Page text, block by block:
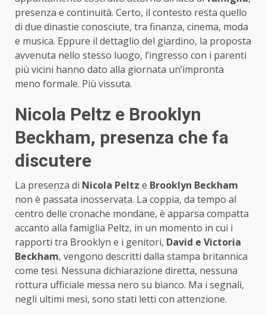
presenza e continuità. Certo, il contesto resta quello
di due dinastie conosciute, tra finanza, cinema, moda
e musica. Eppure il dettaglio del giardino, la proposta
avvenuta nello stesso luogo, l’ingresso con i parenti
più vicini hanno dato alla giornata un’impronta
meno formale. Più vissuta.
Nicola Peltz e Brooklyn
Beckham, presenza che fa
discutere
La presenza di Nicola Peltz e Brooklyn Beckham
non è passata inosservata. La coppia, da tempo al
centro delle cronache mondane, è apparsa compatta
accanto alla famiglia Peltz, in un momento in cui i
rapporti tra Brooklyn e i genitori, David e Victoria
Beckham, vengono descritti dalla stampa britannica
come tesi. Nessuna dichiarazione diretta, nessuna
rottura ufficiale messa nero su bianco. Ma i segnali,
negli ultimi mesi, sono stati letti con attenzione.